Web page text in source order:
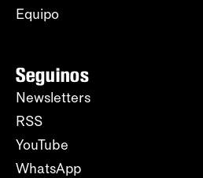
Equipo
Seguinos
Newsletters
RSS
YouTube
WhatsApp